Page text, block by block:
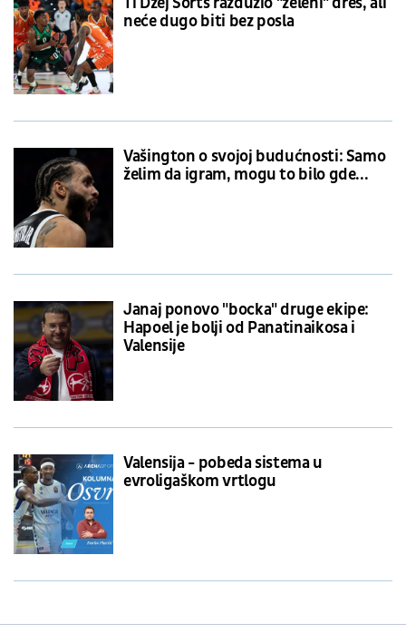
neće dugo biti bez posla
Vašington o svojoj budućnosti: Samo
želim da igram, mogu to bilo gde...
Janaj ponovo "bocka" druge ekipe:
Hapoel je bolji od Panatinaikosa i
Valensije
Valensija - pobeda sistema u
evroligaškom vrtlogu